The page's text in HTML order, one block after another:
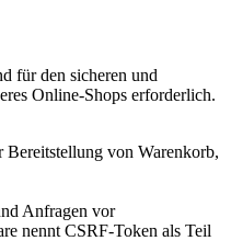
für den sicheren und
Online-Shops erforderlich.
Bereitstellung von Warenkorb,
Anfragen vor
nennt CSRF-Token als Teil